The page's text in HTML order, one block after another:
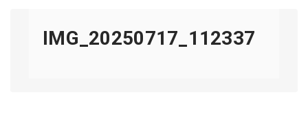
IMG_20250717_112337